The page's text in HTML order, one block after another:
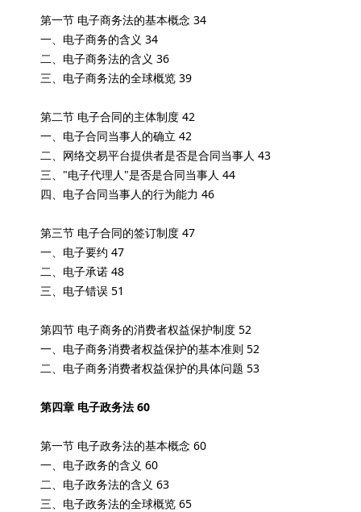
第一节 电子商务法的基本概念 34
一、电子商务的含义 34
二、电子商务法的含义 36
三、电子商务法的全球概览 39
第二节 电子合同的主体制度 42
一、电子合同当事人的确立 42
二、网络交易平台提供者是否是合同当事人 43
三、"电子代理人"是否是合同当事人 44
四、电子合同当事人的行为能力 46
第三节 电子合同的签订制度 47
一、电子要约 47
二、电子承诺 48
三、电子错误 51
第四节 电子商务的消费者权益保护制度 52
一、电子商务消费者权益保护的基本准则 52
二、电子商务消费者权益保护的具体问题 53
第四章 电子政务法 60
第一节 电子政务法的基本概念 60
一、电子政务的含义 60
二、电子政务法的含义 63
三、电子政务法的全球概览 65